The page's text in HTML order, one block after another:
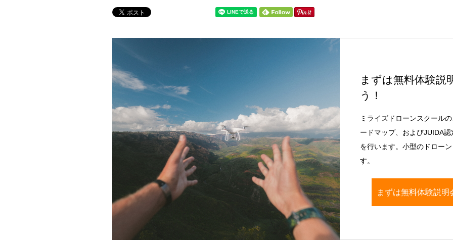
まずは無料体験説
う！
ミライズドローンスクール
ードマップ、およびJUIDA
を行います。小型のドロー
す。
まずは無料体験説